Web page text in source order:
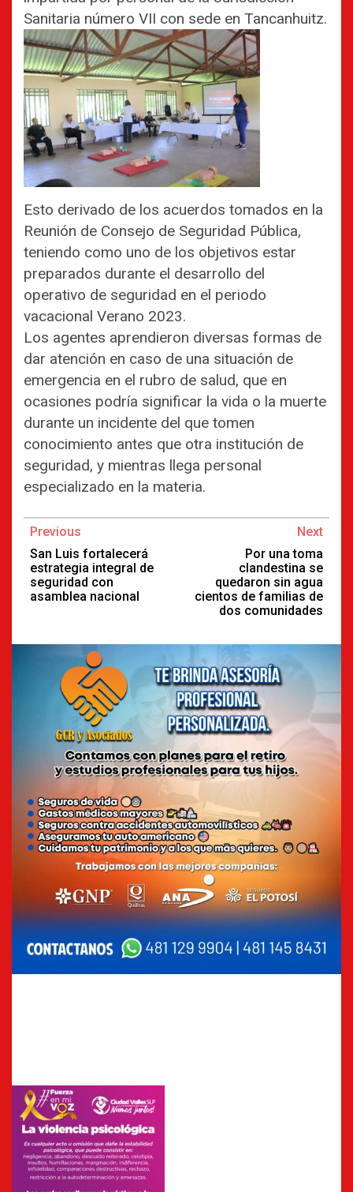
Sanitaria número VII con sede en Tancanhuitz.
Esto derivado de los acuerdos tomados en la
Reunión de Consejo de Seguridad Pública,
teniendo como uno de los objetivos estar
preparados durante el desarrollo del
operativo de seguridad en el periodo
vacacional Verano 2023.
Los agentes aprendieron diversas formas de
dar atención en caso de una situación de
emergencia en el rubro de salud, que en
ocasiones podría significar la vida o la muerte
durante un incidente del que tomen
conocimiento antes que otra institución de
seguridad, y mientras llega personal
especializado en la materia.
Continue
Reading
Previous
San Luis fortalecerá
estrategia integral de
seguridad con
asamblea nacional
Next
Por una toma
clandestina se
quedaron sin agua
cientos de familias de
dos comunidades